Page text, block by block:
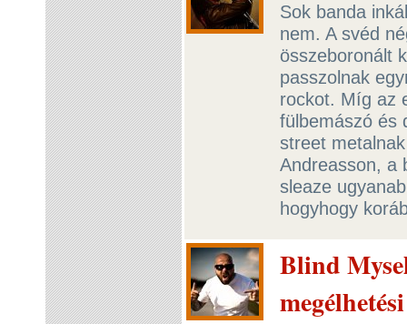
Sok banda
nem. A svéd
összeboronált
passzolnak
rockot. Míg az
fülbemászó és
street
Andreasson, a
sleaze
hogyhogy
Blind